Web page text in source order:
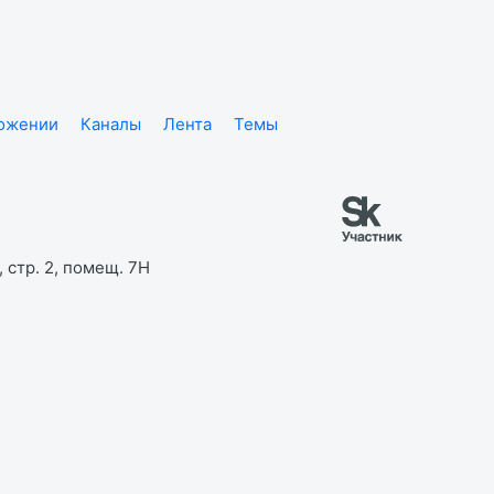
Каналы Лента
Темы
стр. 2, помещ. 7Н